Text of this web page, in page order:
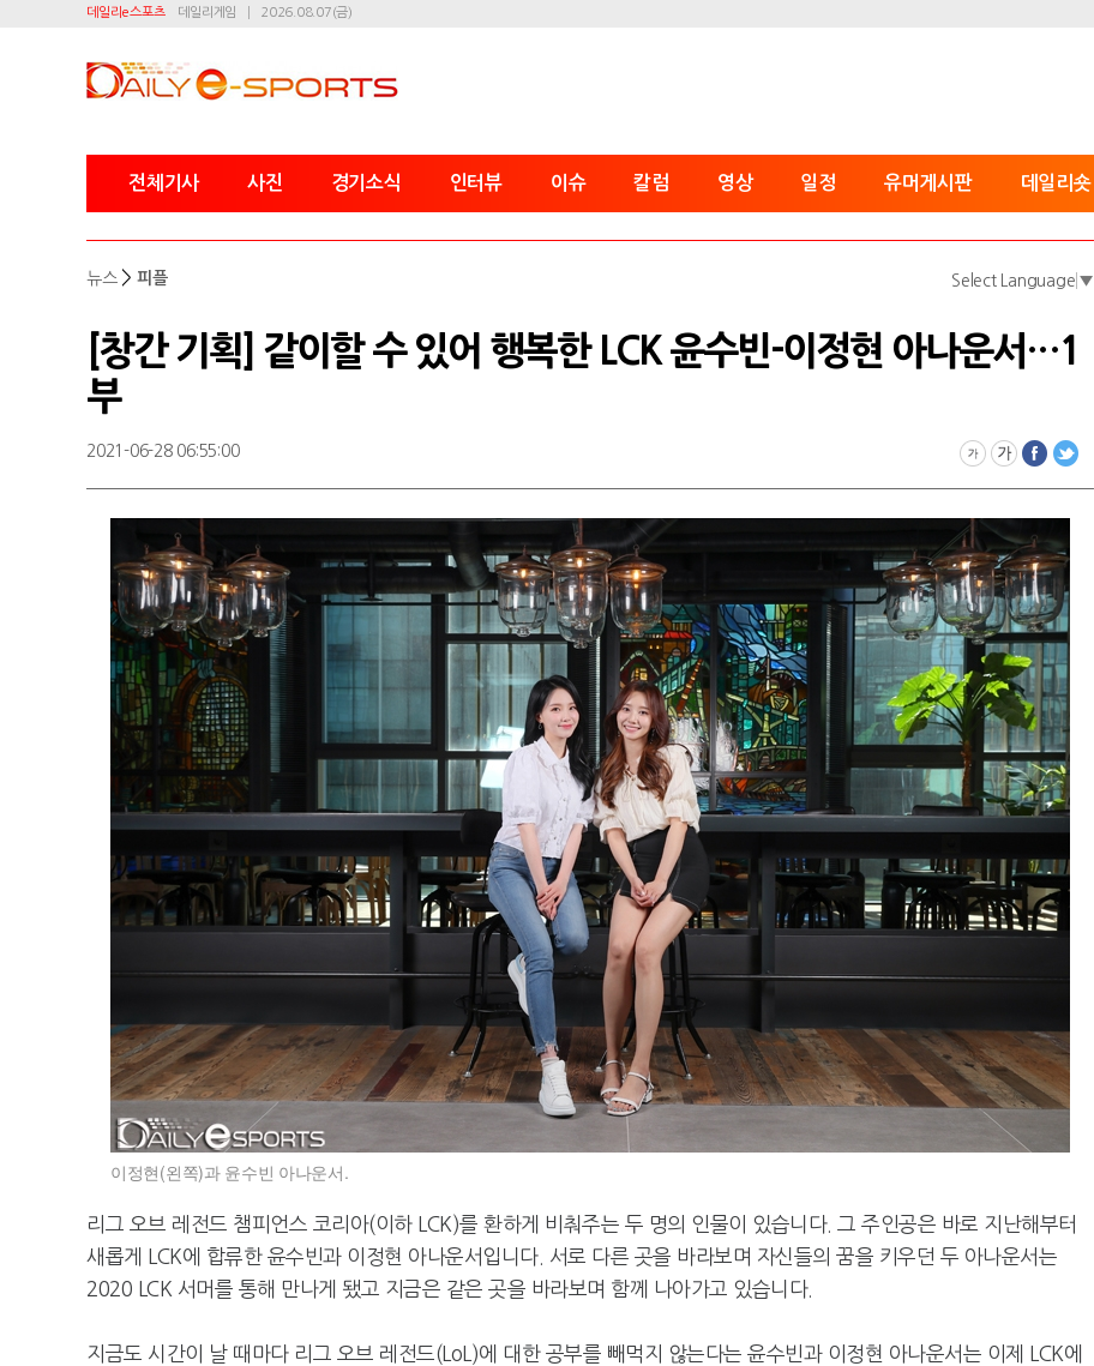
데일리e스포츠 데일리게임 2026.08.07(금)
전체기사 사진 경기소식 인터뷰 이슈 칼럼 영상 일정 유머게시판 데일리숏
뉴스 > 피플 Select Language ▼
[창간 기획] 같이할 수 있어 행복한 LCK 윤수빈-이정현 아나운서…1
부
2021-06-28 06:55:00
이정현(왼쪽)과 윤수빈 아나운서.
리그 오브 레전드 챔피언스 코리아(이하 LCK)를 환하게 비춰주는 두 명의 인물이 있습니다. 그 주인공은 바로 지난해부터
새롭게 LCK에 합류한 윤수빈과 이정현 아나운서입니다. 서로 다른 곳을 바라보며 자신들의 꿈을 키우던 두 아나운서는
2020 LCK 서머를 통해 만나게 됐고 지금은 같은 곳을 바라보며 함께 나아가고 있습니다.
지금도 시간이 날 때마다 리그 오브 레전드(LoL)에 대한 공부를 빼먹지 않는다는 윤수빈과 이정현 아나운서는 이제 LCK에